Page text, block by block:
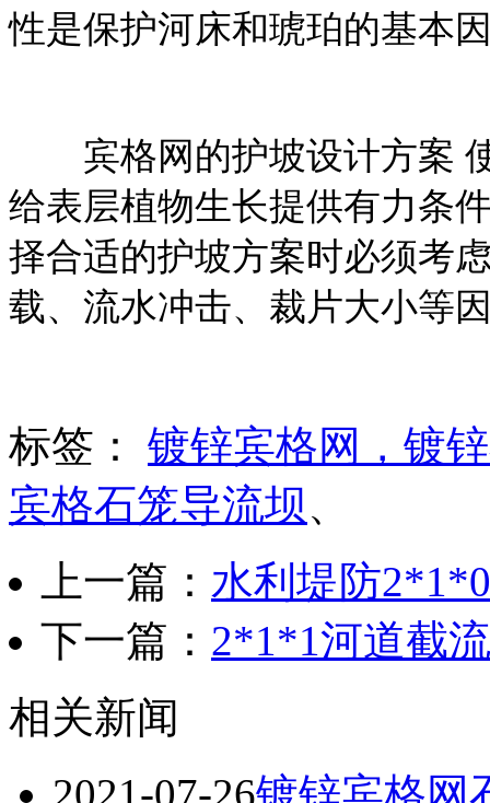
性是保护河床和琥珀的基本
宾格网的护坡设计方案
给表层植物生长提供有力条
择合适的护坡方案时必须考
载、流水冲击、裁片大小等
标签： 镀锌宾格网，镀
宾格石笼导流坝、
上一篇： 水利堤防
下一篇： 2*1*1河道截
相关新闻
2021-07-26镀锌宾格网